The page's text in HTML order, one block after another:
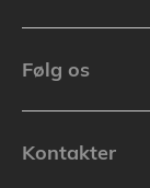
Følg os
Kontakter